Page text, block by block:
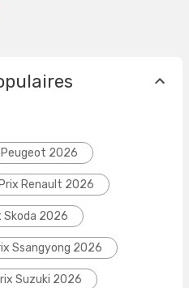
Peugeot 2026
Prix Renault 2026
Skoda 2026
Ssangyong 2026
Suzuki 2026